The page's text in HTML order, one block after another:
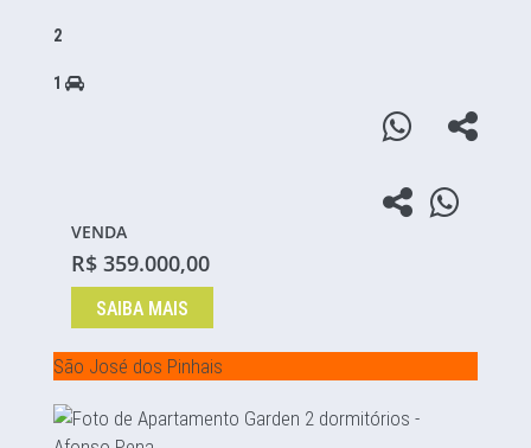
2
1
VENDA
R$ 359.000,00
SAIBA MAIS
São José dos Pinhais